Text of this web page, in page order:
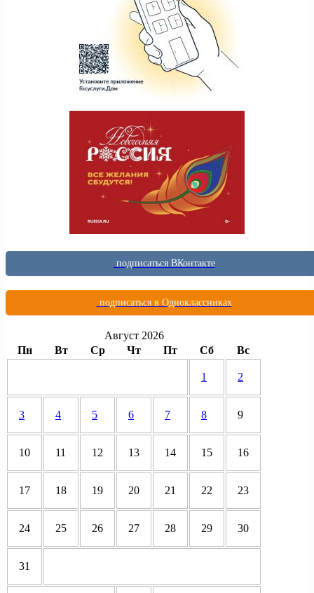
подписаться ВКонтакте
подписаться в Одноклассниках
Август 2026
Пн
Вт Ср Чт Пт Сб Вс
1 2
3 4 5 6 7 8 9
10 11 12 13 14 15 16
17 18 19 20 21 22 23
24 25 26 27 28 29 30
31